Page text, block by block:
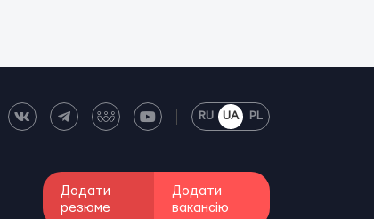
RU UA PL
Додати
резюме
Додати
вакансію